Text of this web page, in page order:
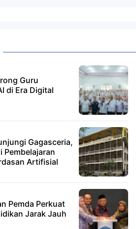
Guru
di Era Digital
Gagasceria,
Pembelajaran
Artifisial
Pemda Perkuat
Jarak Jauh